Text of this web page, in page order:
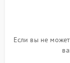
Если вы не